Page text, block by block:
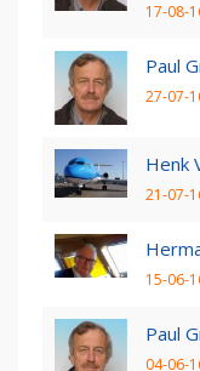
17-08-
Paul
27-07-
Henk
21-07-
15-06-
Paul
04-06-